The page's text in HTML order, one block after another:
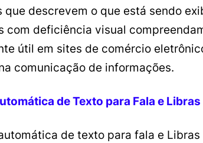
que descrevem o que está sendo
com deficiência visual
útil em sites de comércio
comunicação de informações.
de Texto para Fala e Libras
de texto para fala e